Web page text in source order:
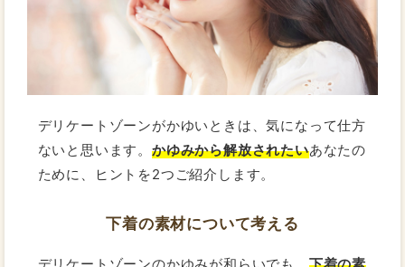
デリケートゾーンがかゆいときは、気になって仕方
ないと思います。かゆみから解放されたいあなたの
ために、ヒントを2つご紹介します。
下着の素材について考える
デリケートゾーンのかゆみが和らいでも、 下着の素